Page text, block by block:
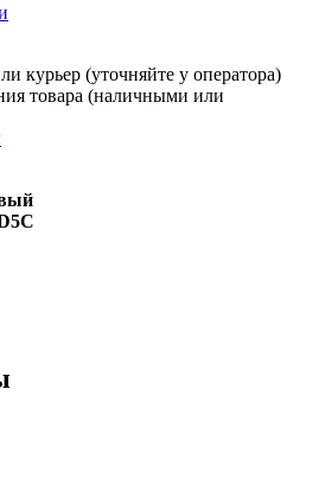
курьер (уточняйте у оператора)
товара (наличными или